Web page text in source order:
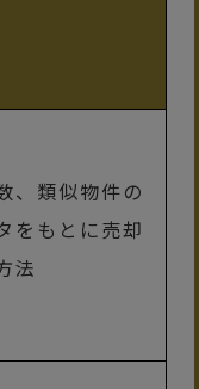
、類似物件の
をもとに売却
法